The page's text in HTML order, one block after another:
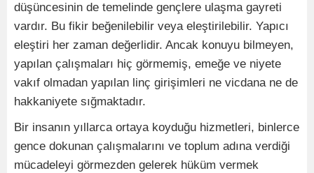
düşüncesinin de temelinde gençlere ulaşma gayreti
vardır. Bu fikir beğenilebilir veya eleştirilebilir. Yapıcı
eleştiri her zaman değerlidir. Ancak konuyu bilmeyen,
yapılan çalışmaları hiç görmemiş, emeğe ve niyete
vakıf olmadan yapılan linç girişimleri ne vicdana ne de
hakkaniyete sığmaktadır.
Bir insanın yıllarca ortaya koyduğu hizmetleri, binlerce
gence dokunan çalışmalarını ve toplum adına verdiği
mücadeleyi görmezden gelerek hüküm vermek